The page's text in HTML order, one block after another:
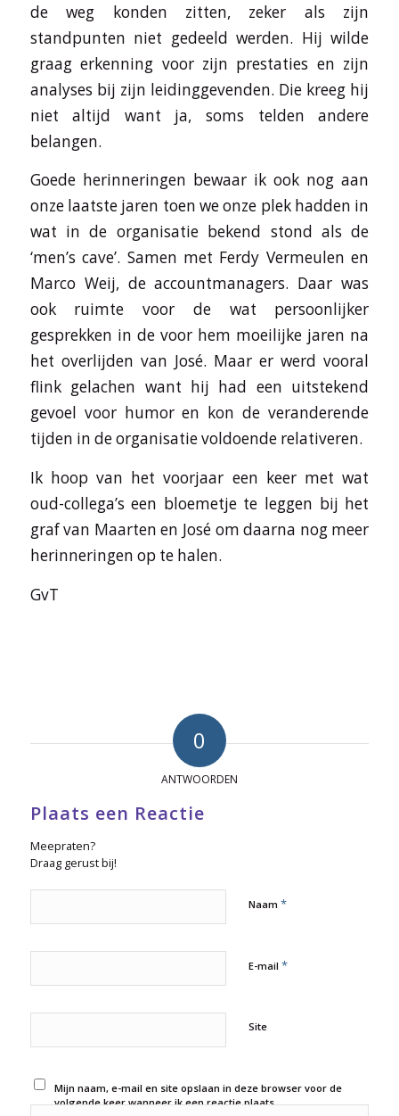
de weg konden zitten, zeker als zijn
standpunten niet gedeeld werden. Hij wilde
graag erkenning voor zijn prestaties en zijn
analyses bij zijn leidinggevenden. Die kreeg hij
niet altijd want ja, soms telden andere
belangen.
Goede herinneringen bewaar ik ook nog aan
onze laatste jaren toen we onze plek hadden in
wat in de organisatie bekend stond als de
‘men’s cave’. Samen met Ferdy Vermeulen en
Marco Weij, de accountmanagers. Daar was
ook ruimte voor de wat persoonlijker
gesprekken in de voor hem moeilijke jaren na
het overlijden van José. Maar er werd vooral
flink gelachen want hij had een uitstekend
gevoel voor humor en kon de veranderende
tijden in de organisatie voldoende relativeren.
Ik hoop van het voorjaar een keer met wat
oud-collega’s een bloemetje te leggen bij het
graf van Maarten en José om daarna nog meer
herinneringen op te halen.
GvT
0
ANTWOORDEN
Plaats een Reactie
Meepraten?
Draag gerust bij!
Naam *
E-mail *
Site
Mijn naam, e-mail en site opslaan in deze browser voor de
volgende keer wanneer ik een reactie plaats.